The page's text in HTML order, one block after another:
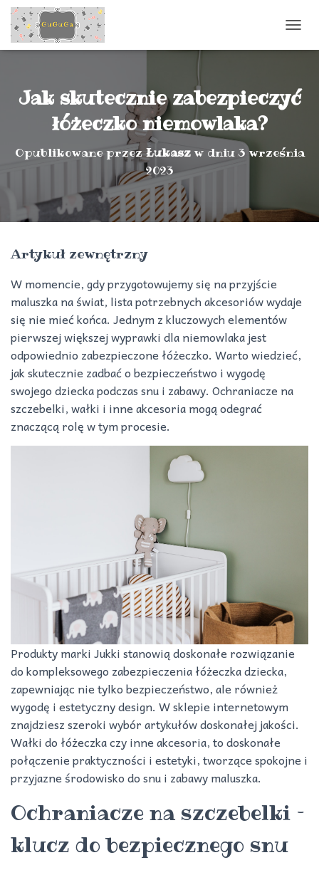
R
Ł
Ą
A
A
C
Jak skutecznie zabezpieczyć
łóżeczko niemowlaka?
Opublikowane przezŁukaszw dniu 3 września
2023
Artykuł zewnętrzny
W momencie, gdy przygotowujemy się na przyjście
maluszka na świat, lista potrzebnych akcesoriów wydaje
się nie mieć końca. Jednym z kluczowych elementów
pierwszej większej wyprawki dla niemowlaka jest
odpowiednio zabezpieczone łóżeczko. Warto wiedzieć,
jak skutecznie zadbać o bezpieczeństwo i wygodę
swojego dziecka podczas snu i zabawy. Ochraniacze na
szczebelki, wałki i inne akcesoria mogą odegrać
znaczącą rolę w tym procesie.
Produkty marki Jukki stanowią doskonałe rozwiązanie
do kompleksowego zabezpieczenia łóżeczka dziecka,
zapewniając nie tylko bezpieczeństwo, ale również
wygodę i estetyczny design. W sklepie internetowym
znajdziesz szeroki wybór artykułów doskonałej jakości.
Wałki do łóżeczka czy inne akcesoria, to doskonałe
połączenie praktyczności i estetyki, tworzące spokojne i
przyjazne środowisko do snu i zabawy maluszka.
Ochraniacze na szczebelki –
klucz do bezpiecznego snu